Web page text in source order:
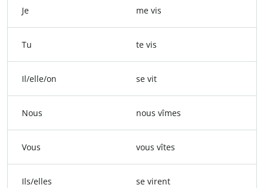
Je me vis
Tu te vis
Il/elle/on se vit
Nous nous vîmes
Vous vous vîtes
Ils/elles se virent